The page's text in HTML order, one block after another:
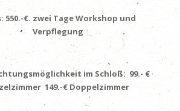
550.-€. zwei Tage Workshop und
Verpflegung
im Schloß: 99.- €
149.-€ Doppelzimmer